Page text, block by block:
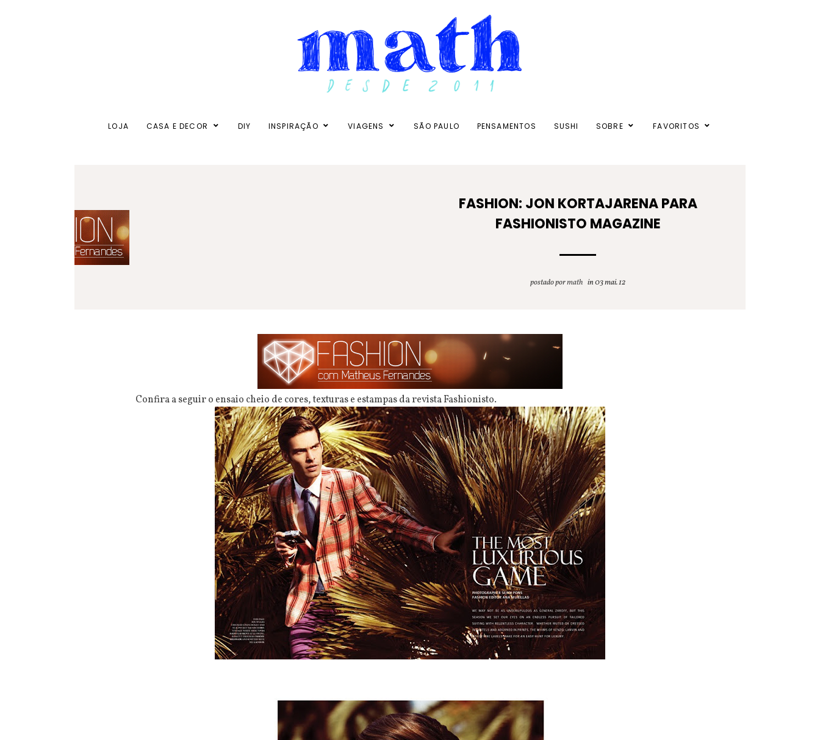
LOJA CASA E DECOR DIY INSPIRAÇÃO VIAGENS SÃO PAULO PENSAMENTOS SUSHI SOBRE FAVORITOS
FASHION: JON KORTAJARENA PARA
FASHIONISTO MAGAZINE
postado pormath 03 mai. 12
Confira a seguir o ensaio cheio de cores, texturas e estampas da revista Fashionisto.